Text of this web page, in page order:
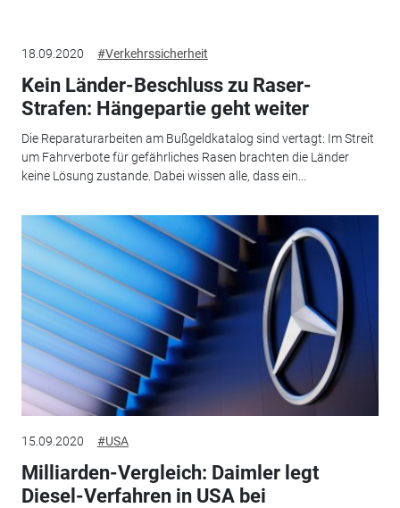
18.09.2020 #Verkehrssicherheit
Kein Länder-Beschluss zu Raser-
Strafen: Hängepartie geht weiter
Die Reparaturarbeiten am Bußgeldkatalog sind vertagt: Im Streit
um Fahrverbote für gefährliches Rasen brachten die Länder
keine Lösung zustande. Dabei wissen alle, dass ein...
15.09.2020 #USA
Milliarden-Vergleich: Daimler legt
Diesel-Verfahren in USA bei